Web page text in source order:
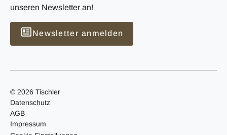
unseren Newsletter an!
Newsletter anmelden
© 2026 Tischler
Datenschutz
AGB
Impressum